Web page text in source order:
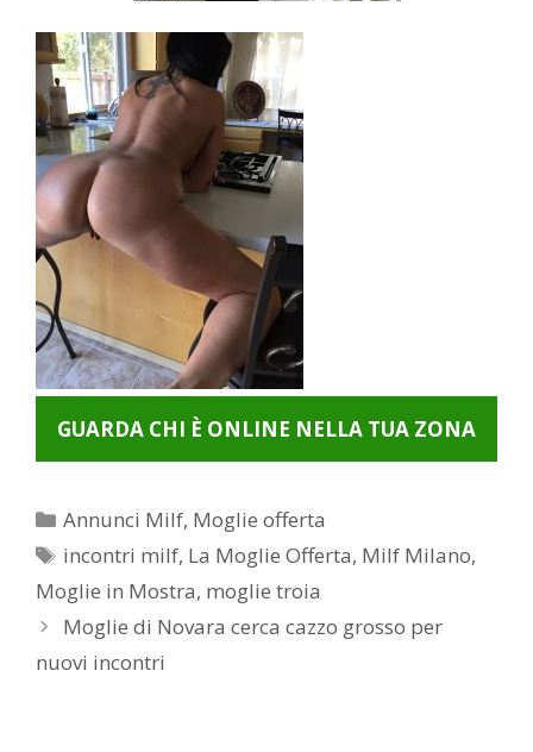
GUARDA CHI È ONLINE NELLA TUA ZONA
Categorie
Annunci Milf, Moglie offerta
Tag
incontri milf, La Moglie Offerta, Milf Milano,
Moglie in Mostra, moglie troia
Post
navigation
Moglie di Novara cerca cazzo grosso per
nuovi incontri